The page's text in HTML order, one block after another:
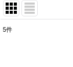
5件